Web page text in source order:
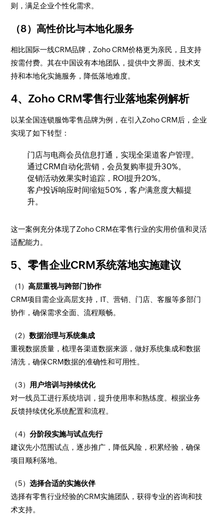
则，满足企业个性化需求。
（8）高性价比与本地化服务
相比国际一线CRM品牌，Zoho CRM价格更为亲民，且支持
按需付费。其在中国设有本地团队，提供中文界面、技术支
持和本地化实施服务，降低落地难度。
4、Zoho CRM零售行业落地案例解析
以某全国连锁服饰零售品牌为例，在引入Zoho CRM后，企业
实现了如下转型：
门店与电商会员信息打通，实现全渠道客户管理。
通过CRM自动化营销，会员复购率提升30%。
促销活动效果实时追踪，ROI提升20%。
客户投诉响应时间缩短50%，客户满意度大幅提
升。
这一案例充分体现了Zoho CRM在零售行业的实用价值和灵活
适配能力。
5、零售企业CRM系统落地实施建议
（1）高层重视与跨部门协作
CRM项目需企业高层支持，IT、营销、门店、客服等多部门
协作，确保需求全面、流程顺畅。
（2）数据治理与系统集成
重视数据质量，梳理各渠道数据来源，做好系统集成和数据
清洗，确保CRM数据的准确性和可用性。
（3） 用户培训与持续优化
对一线员工进行系统培训，提升使用率和熟练度。根据业务
反馈持续优化系统配置和流程。
（4）分阶段实施与试点先行
建议先小范围试点，逐步推广，降低风险，积累经验，确保
项目顺利落地。
（5）选择合适的实施伙伴
选择有零售行业经验的CRM实施团队，获得专业的咨询和技
术支持。